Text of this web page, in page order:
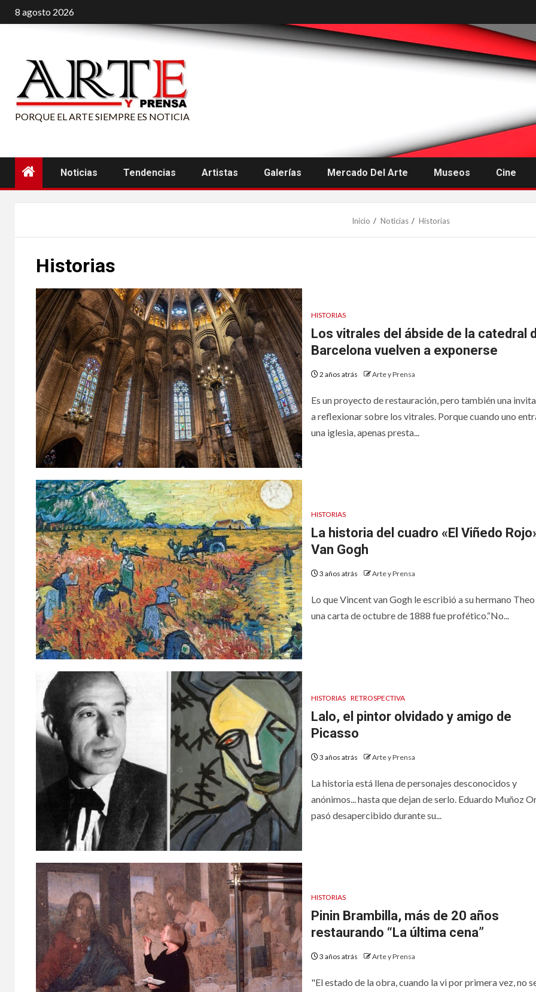
Saltar
al
8 agosto 2026
PORQUE EL ARTE SIEMPRE ES NOTICIA
Noticias Tendencias Artistas Galerías Mercado Del Arte Museos Cine
Inicio Noticias Historias
Historias
HISTORIAS
Los vitrales del ábside de la catedral
Barcelona vuelven a exponerse
2 años atrás Arte y Prensa
Es un proyecto de restauración, pero también una
a reflexionar sobre los vitrales. Porque cuando uno
una iglesia, apenas presta...
HISTORIAS
La historia del cuadro «El Viñedo
Van Gogh
3 años atrás Arte y Prensa
Lo que Vincent van Gogh le escribió a su hermano Theo
una carta de octubre de 1888 fue profético.“No...
HISTORIAS RETROSPECTIVA
Lalo, el pintor olvidado y amigo de
Picasso
3 años atrás Arte y Prensa
La historia está llena de personajes desconocidos y
anónimos... hasta que dejan de serlo. Eduardo Muñoz
pasó desapercibido durante su...
HISTORIAS
Pinin Brambilla, más de 20 años
restaurando “La última cena”
3 años atrás Arte y Prensa
"El estado de la obra, cuando la vi por primera vez, no